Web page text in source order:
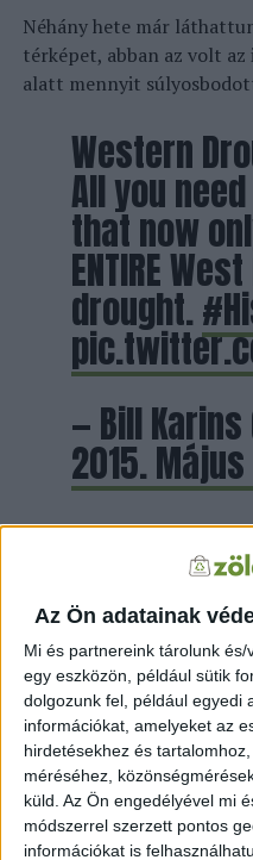
Az Ön adatainak
Mi és partnereink tárolunk
egy eszközön, például sütik
dolgozunk fel, például egyedi
információkat, amelyeket az
hirdetésekhez és
méréséhez,
küld. Az Ön engedélyével mi
módszerrel szerzett pontos
információkat is
Néhány hete már
térképet, abban az volt az
alatt mennyit
Western
All you
that now
ENTIRE
drought.
— Bill
2015.
KAPCSOLÓDÓ TARTALOM:
KISZÁRADÁS
EZ IS
következő